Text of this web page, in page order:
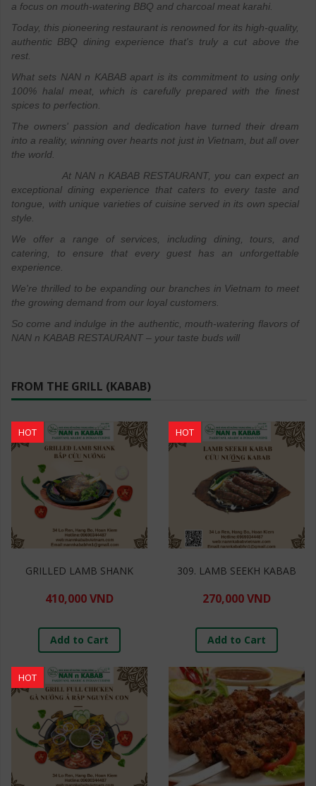
a focus on mouth-watering BBQ and charcoal meat karahi.
Today, this pioneering restaurant is renowned for its high-quality,
authentic BBQ dining experience that's truly a cut above the
rest.
What sets NAN n KABAB apart is its commitment to using only
100% halal meat, which is carefully prepared with the finest
spices to perfection.
The owners' passion and dedication have turned their dream
into a reality, winning over hearts not just in Vietnam, but all over
the world.
At NAN n KABAB RESTAURANT, you can expect an
exceptional dining experience that caters to every taste and
tongue, with unique varieties of cuisine served in its own special
style.
We offer a range of services, including dining, tours, and
catering, to ensure that every guest has an unforgettable
experience.
We're thrilled to be expanding our branches in Vietnam to meet
the growing demand from our loyal customers.
So come and indulge in the authentic, mouth-watering flavors of
NAN n KABAB RESTAURANT – your taste buds will
FROM THE GRILL (KABAB)
HOT
GRILLED LAMB SHANK
410,000 VND
Add to Cart
HOT
309. LAMB SEEKH KABAB
270,000 VND
Add to Cart
HOT